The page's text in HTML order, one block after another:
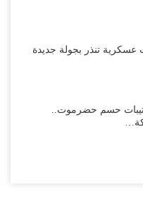
تنذر بجولة جديدة
حسم حضرموت..